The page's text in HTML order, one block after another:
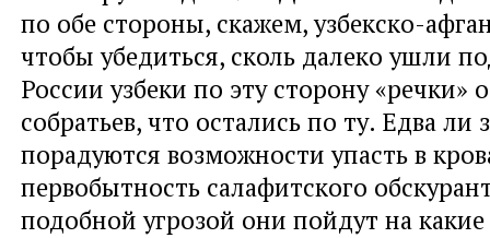
по обе стороны, скажем, узбекско-
чтобы убедиться, сколь далеко ушли
России узбеки по эту сторону «речки»
собратьев, что остались по ту. Едва ли
порадуются возможности упасть в
первобытность салафитского
подобной угрозой они пойдут на